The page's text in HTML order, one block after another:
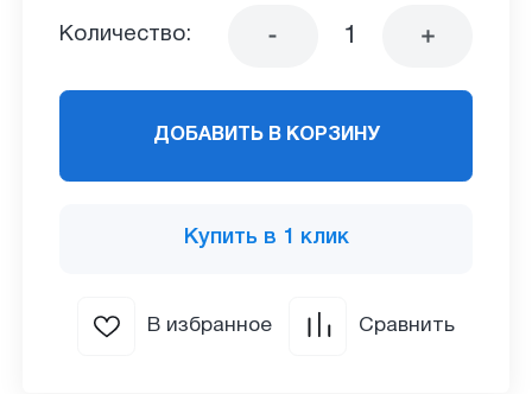
Количество:
ДОБАВИТЬ В КОРЗИНУ
Купить в 1 клик
В избранное Сравнить